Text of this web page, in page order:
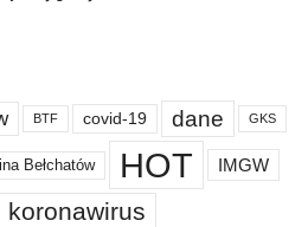
BTF covid-19 dane GKS
Bełchatów HOT IMGW
koronawirus